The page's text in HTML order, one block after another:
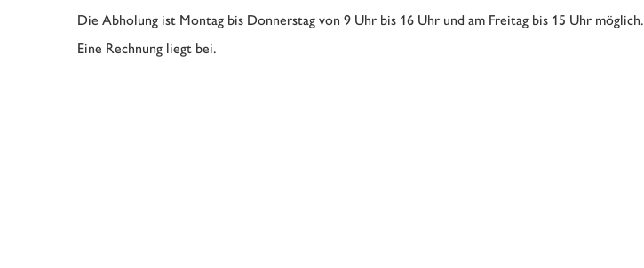
Die Abholung ist Montag bis Donnerstag von 9 Uhr bis 16 Uhr und am Freitag bis 15 Uhr möglich.
Eine Rechnung liegt bei.